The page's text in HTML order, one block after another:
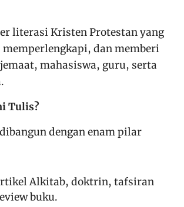
literasi Kristen Protestan yang
memperlengkapi, dan memberi
mahasiswa, guru, serta
Tulis?
dengan enam pilar
Alkitab, doktrin, tafsiran
buku.